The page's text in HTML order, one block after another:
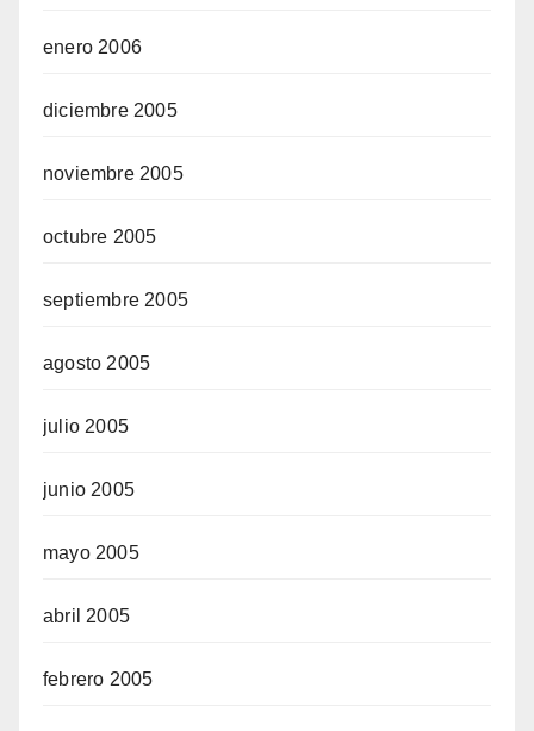
enero 2006
diciembre 2005
noviembre 2005
octubre 2005
septiembre 2005
agosto 2005
julio 2005
junio 2005
mayo 2005
abril 2005
febrero 2005